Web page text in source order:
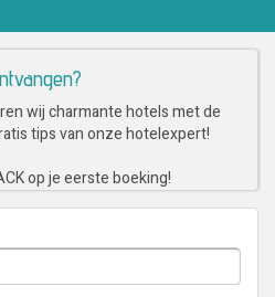
wij charmante hotels met de
tips van onze hotelexpert!
op je eerste boeking!